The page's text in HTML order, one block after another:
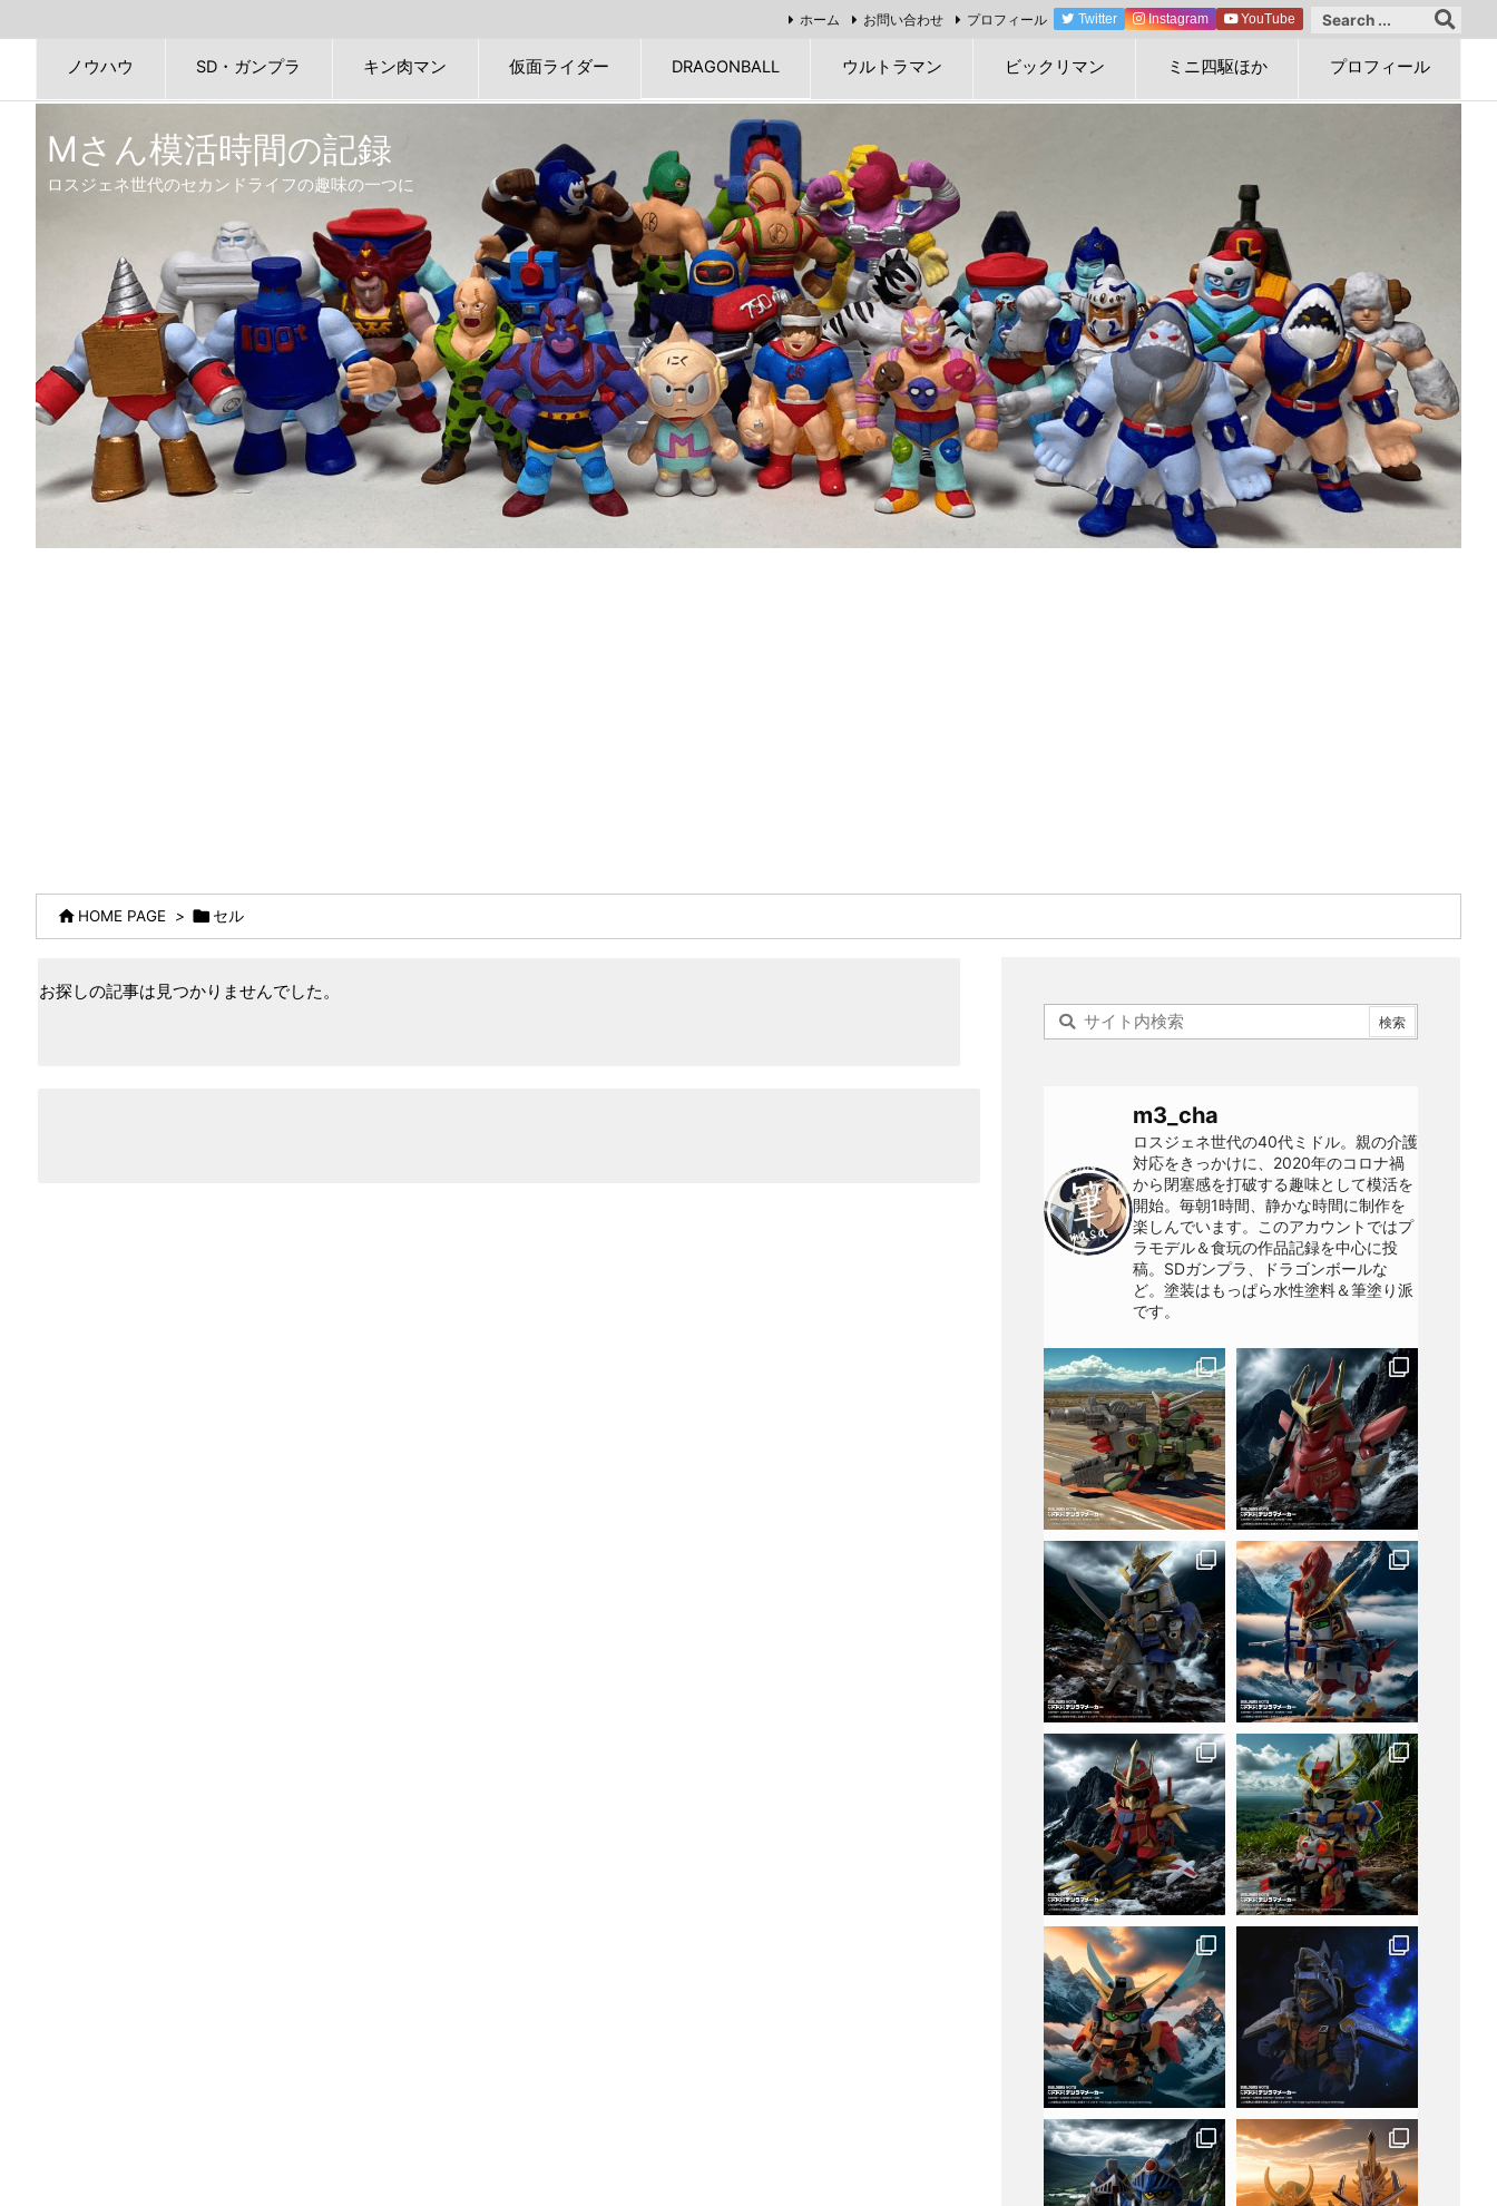
ノウハウ SD・ガンプラ キン肉マン 仮面ライダー DRAGONBALL ウルトラマン ビックリマン ミニ四駆ほか プロフィール
ホーム お問い合わせ プロフィール Twitter Instagram YouTube
Mさん模活時間の記録
ロスジェネ世代のセカンドライフの趣味の一つに
 HOME PAGE > セル
お探しの記事は見つかりませんでした。
m3_cha
ロスジェネ世代の40代ミドル。親の介護
対応をきっかけに、2020年のコロナ禍
から閉塞感を打破する趣味として模活を
開始。毎朝1時間、静かな時間に制作を
楽しんでいます。このアカウントではプ
ラモデル＆食玩の作品記録を中心に投
稿。SDガンプラ、ドラゴンボールな
ど。塗装はもっぱら水性塗料＆筆塗り派
です。